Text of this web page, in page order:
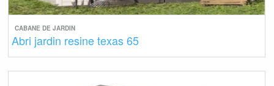
CABANE DE JARDIN
Abri jardin resine texas 65